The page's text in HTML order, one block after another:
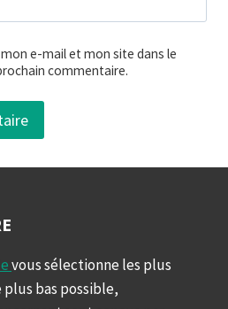
e-mail et mon site dans le
commentaire.
vous sélectionne les plus
bas possible,